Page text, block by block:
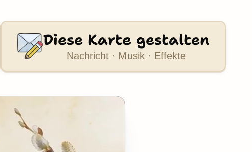
Diese Karte gestalten
Nachricht · Musik · Effekte